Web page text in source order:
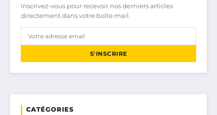
Inscrivez-vous pour recevoir nos derniers articles
directement dans votre boîte mail.
S'INSCRIRE
CATÉGORIES